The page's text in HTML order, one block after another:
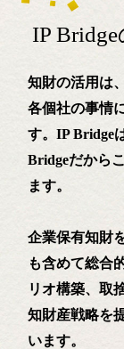
IP
知財の活用は
各個社の事情
す。IP Bridge
Bridgeだから
ます。
企業保有知財
も含めて総合
リオ構築、取
知財産戦略を
います。